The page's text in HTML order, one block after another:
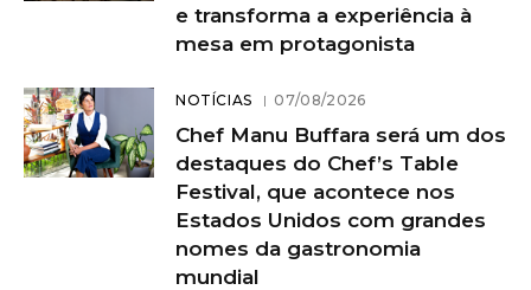
e transforma a experiência à
mesa em protagonista
NOTÍCIAS 07/08/2026
Chef Manu Buffara será um dos
destaques do Chef’s Table
Festival, que acontece nos
Estados Unidos com grandes
nomes da gastronomia
mundial